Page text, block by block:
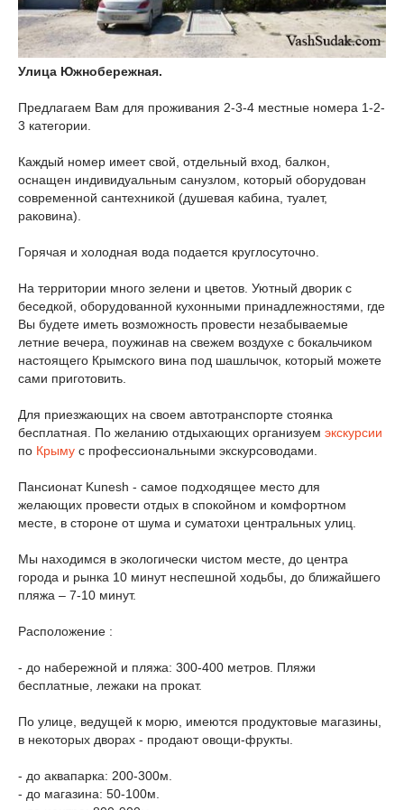
Улица Южнобережная.
Предлагаем Вам для проживания 2-3-4 местные номера 1-2-
3 категории.
Каждый номер имеет свой, отдельный вход, балкон,
оснащен индивидуальным санузлом, который оборудован
современной сантехникой (душевая кабина, туалет,
раковина).
Горячая и холодная вода подается круглосуточно.
На территории много зелени и цветов. Уютный дворик с
беседкой, оборудованной кухонными принадлежностями, где
Вы будете иметь возможность провести незабываемые
летние вечера, поужинав на свежем воздухе с бокальчиком
настоящего Крымского вина под шашлычок, который можете
сами приготовить.
Для приезжающих на своем автотранспорте стоянка
бесплатная. По желанию отдыхающих организуем экскурсии
по Крыму с профессиональными экскурсоводами.
Пансионат Kunesh - самое подходящее место для
желающих провести отдых в спокойном и комфортном
месте, в стороне от шума и суматохи центральных улиц.
Мы находимся в экологически чистом месте, до центра
города и рынка 10 минут неспешной ходьбы, до ближайшего
пляжа – 7-10 минут.
Расположение :
- до набережной и пляжа: 300-400 метров. Пляжи
бесплатные, лежаки на прокат.
По улице, ведущей к морю, имеются продуктовые магазины,
в некоторых дворах - продают овощи-фрукты.
- до аквапарка: 200-300м.
- до магазина: 50-100м.